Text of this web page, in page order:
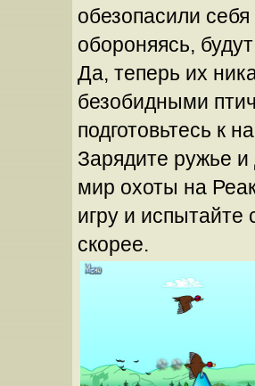
обезопасили
обороняясь,
Да, теперь их
безобидными
подготовьтесь к
Зарядите ружье
мир охоты на
игру и
скорее.